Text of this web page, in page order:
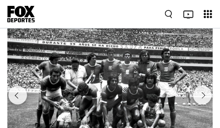
Previous Next